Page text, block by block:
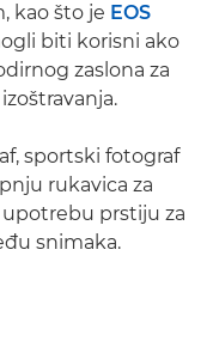
kao što je EOS
biti korisni ako
zaslona za
sportski fotograf
rukavica za
prstiju za
snimaka.